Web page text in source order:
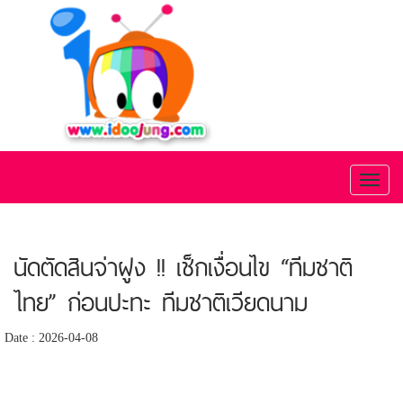
นัดตัดสินจ่าฝูง !! เช็กเงื่อนไข “ทีมชาติ
ไทย” ก่อนปะทะ ทีมชาติเวียดนาม
Date : 2026-04-08